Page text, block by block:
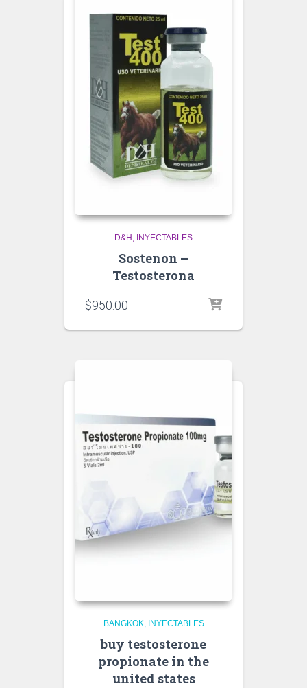
D&H INYECTABLES
Sostenon –
Testosterona
$950.00
BANGKOK INYECTABLES
buy testosterone
propionate in the
united states